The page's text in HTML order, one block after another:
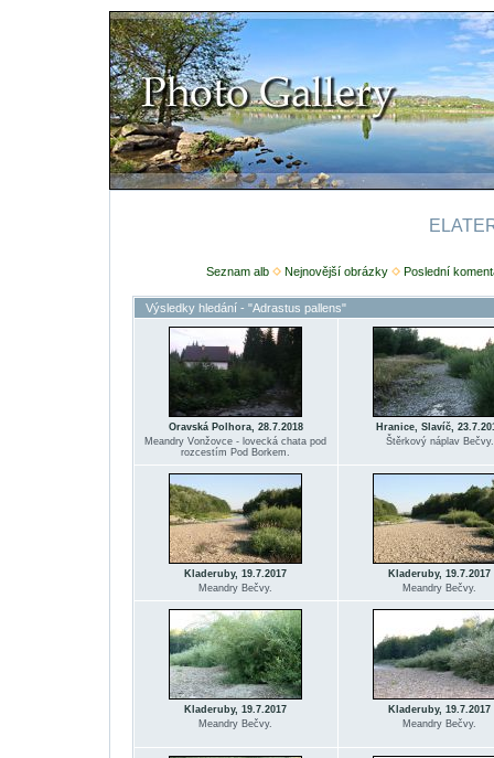
Seznam alb Nejnovější obrázky Poslední
Výsledky hledání - "Adrastus pallens"
Oravská Polhora, 28.7.2018
Meandry Vonžovce - lovecká chata pod
rozcestím Pod Borkem.
Hranice, Slavíč,
Štěrkový náplav Bečvy.
Kladeruby, 19.7.2017
Meandry Bečvy.
Kladeruby, 19.7.2017
Meandry Bečvy.
Kladeruby, 19.7.2017
Meandry Bečvy.
Kladeruby, 19.7.2017
Meandry Bečvy.